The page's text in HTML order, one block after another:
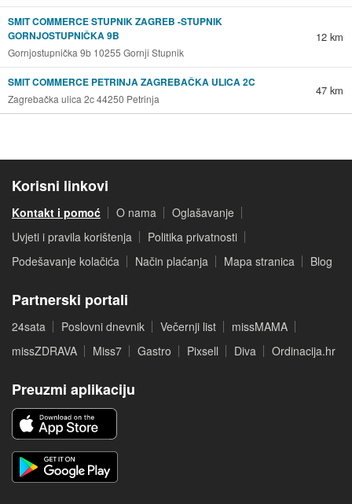
SMIT COMMERCE STUPNIK ZAGREB -STUPNIK
GORNJOSTUPNIČKA 9B
Gornjostupnička 9b 10255 Gornji Stupnik
12 km
SMIT COMMERCE PETRINJA ZAGREBAČKA ULICA 2C
Zagrebačka ulica 2c 44250 Petrinja
47 km
Korisni linkovi
Kontakt i pomoć O nama
Oglašavanje
Uvjeti i pravila korištenja
Politika privatnosti
Podešavanje kolačića
Način plaćanja Mapa stranica Blog
Partnerski portali
24sata Poslovni dnevnik Večernji list
missMAMA
missZDRAVA
Miss7 Gastro Pixsell Diva Ordinacija.hr
Preuzmi aplikaciju